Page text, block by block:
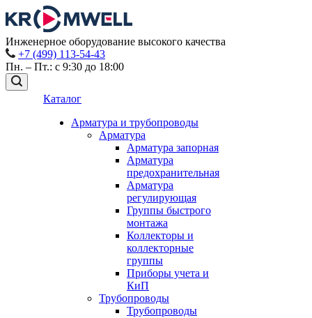
Инженерное оборудование высокого качества
+7 (499) 113-54-43
Пн. – Пт.: с 9:30 до 18:00
Каталог
Арматура и трубопроводы
Арматура
Арматура запорная
Арматура
предохранительная
Арматура
регулирующая
Группы быстрого
монтажа
Коллекторы и
коллекторные
группы
Приборы учета и
КиП
Трубопроводы
Трубопроводы